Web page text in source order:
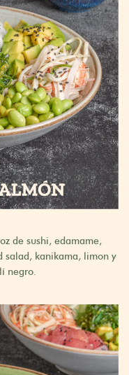
de sushi, edamame,
salad, kanikama, limon y
negro.